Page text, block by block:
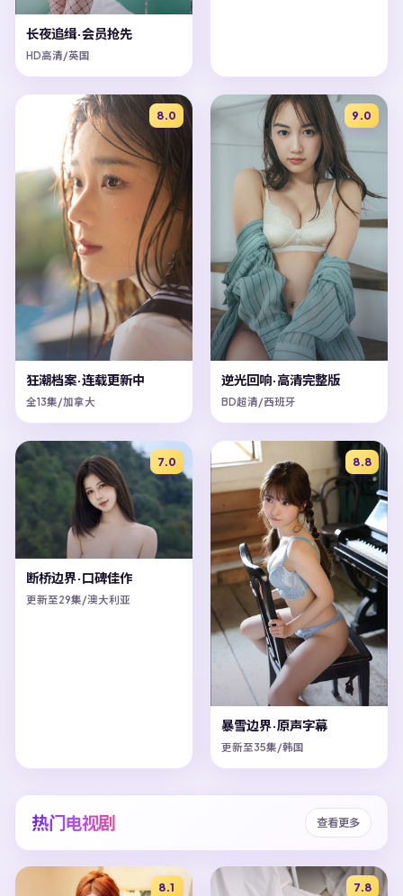
长夜追缉·会员抢先
HD高清/英国
8.0
狂潮档案·连载更新中
全13集/加拿大
9.0
逆光回响·高清完整版
BD超清/西班牙
7.0
断桥边界·口碑佳作
更新至29集/澳大利亚
8.8
暴雪边界·原声字幕
更新至35集/韩国
热门电视剧 查看更多
8.1 7.8